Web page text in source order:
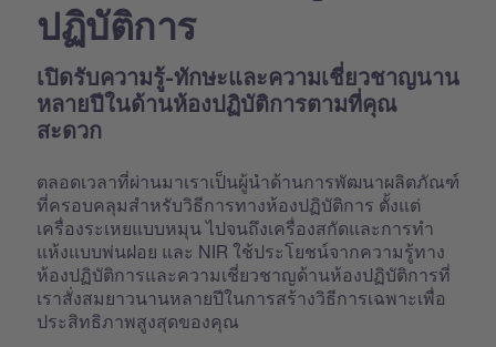
ปฏิบัติการ
เปิดรับความรู้-ทักษะและความเชี่ยวชาญนาน
หลายปีในด้านห้องปฏิบัติการตามที่คุณ
สะดวก
ตลอดเวลาที่ผ่านมาเราเป็นผู้นำด้านการพัฒนาผลิตภัณฑ์
ที่ครอบคลุมสำหรับวิธีการทางห้องปฏิบัติการ ตั้งแต่
เครื่องระเหยแบบหมุน ไปจนถึงเครื่องสกัดและการทำ
แห้งแบบพ่นฝอย และ NIR ใช้ประโยชน์จากความรู้ทาง
ห้องปฏิบัติการและความเชี่ยวชาญด้านห้องปฏิบัติการที่
เราสั่งสมยาวนานหลายปีในการสร้างวิธีการเฉพาะเพื่อ
ประสิทธิภาพสูงสุดของคุณ